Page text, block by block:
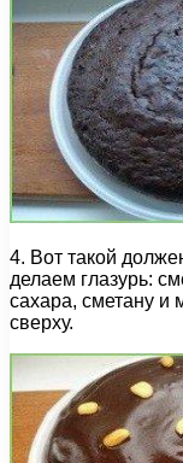
4. Вот такой
делаем глазурь:
сахара, сметану
сверху.